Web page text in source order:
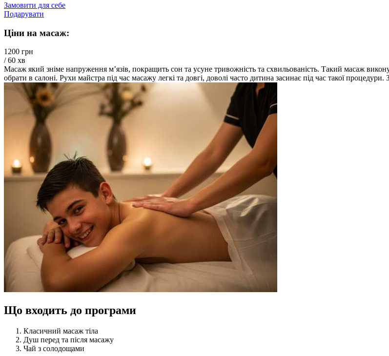
Замовити для себе
Подарувати
Ціни на масаж:
1200 грн
/ 60 хв
Масаж який зніме напруження м’язів, покращить сон та усуне тривожність та схвильованість. Такий масаж
обрати в салоні. Рухи майстра під час масажу легкі та довгі, доволі часто дитина засинає під час такої
Що входить до програми
Класичний масаж тіла
Душ перед та після масажу
Чай з солодощами